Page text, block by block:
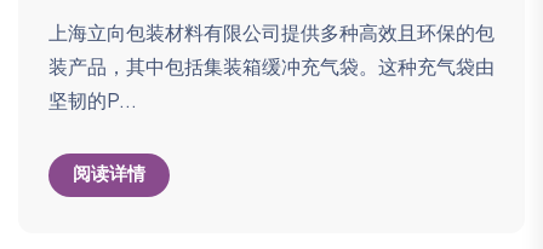
上海立向包装材料有限公司提供多种高效且环保的包
装产品，其中包括集装箱缓冲充气袋。这种充气袋由
坚韧的P...
阅读详情